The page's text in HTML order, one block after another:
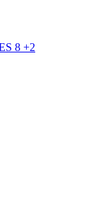
8 +2